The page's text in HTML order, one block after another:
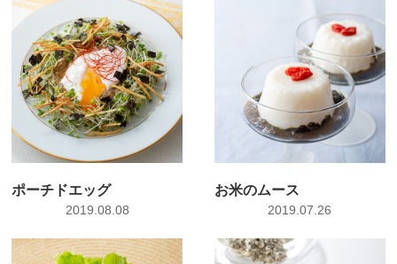
ポーチドエッグ
2019.08.08
お米のムース
2019.07.26